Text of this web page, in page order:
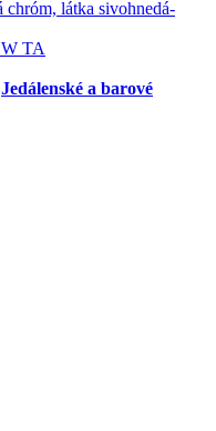
Jedálenské a barové